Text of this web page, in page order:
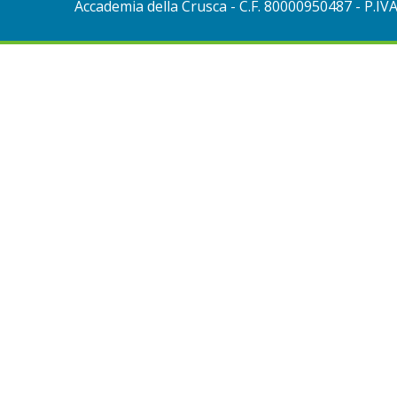
Accademia della Crusca - C.F. 80000950487 -